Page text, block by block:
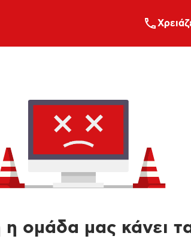
η ομάδα μας κάνει